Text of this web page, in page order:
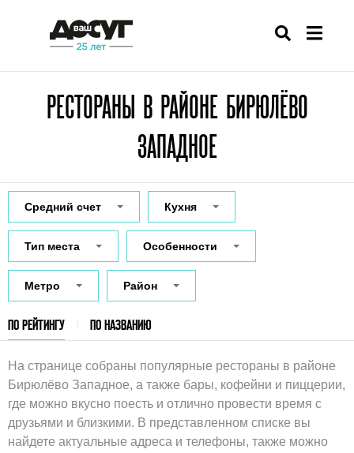
РЕСТОРАНЫ В РАЙОНЕ БИРЮЛЁВО
ЗАПАДНОЕ
Средний счет Кухня
Тип места Особенности
Метро Район
ПО РЕЙТИНГУ ПО НАЗВАНИЮ
На странице собраны популярные рестораны в районе
Бирюлёво Западное, а также бары, кофейни и пиццерии,
где можно вкусно поесть и отлично провести время с
друзьями и близкими. В представленном списке вы
найдете актуальные адреса и телефоны, также можно